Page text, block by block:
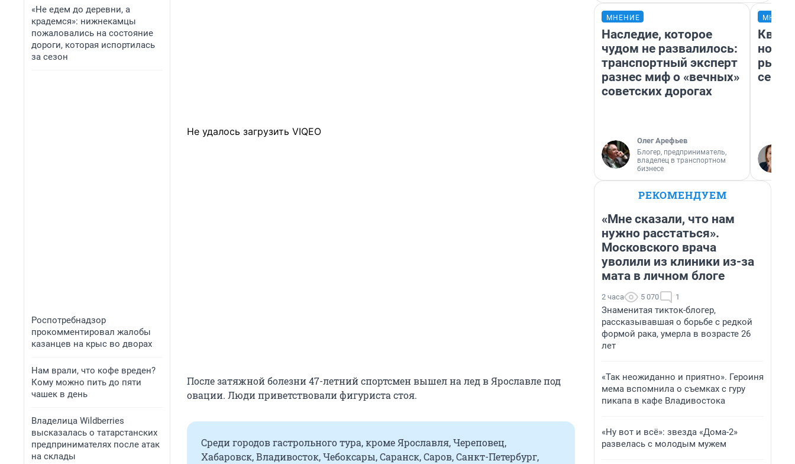
«Не едем до деревни, а
крадемся»: нижнекамцы
пожаловались на состояние
дороги, которая испортилась
за сезон
Роспотребнадзор
прокомментировал жалобы
казанцев на крыс во дворах
Нам врали, что кофе вреден?
Кому можно пить до пяти
чашек в день
Владелица Wildberries
высказалась о татарстанских
предпринимателях после атак
на склады
Не удалось загрузить VIQEO
После затяжной болезни 47-летний спортсмен вышел на лед в Ярославле под
овации. Люди приветствовали фигуриста стоя.
Среди городов гастрольного тура, кроме Ярославля, Череповец,
Хабаровск, Владивосток, Чебоксары, Саранск, Саров, Санкт-Петербург,
МНЕНИЕ
Наследие, которое
чудом не развалилось:
транспортный эксперт
разнес миф о «вечных»
советских дорогах
Олег Арефьев
Блогер, предприниматель,
владелец в транспортном
бизнесе
но
РЕКОМЕНДУЕМ
«Мне сказали, что нам
нужно расстаться».
Московского врача
уволили из клиники из-за
мата в личном блоге
2 часа 5 070 1
Знаменитая тикток-блогер,
рассказывавшая о борьбе с редкой
формой рака, умерла в возрасте 26
лет
«Так неожиданно и приятно». Героиня
мема вспомнила о съемках с гуру
пикапа в кафе Владивостока
«Ну вот и всё»: звезда «Дома-2»
развелась с молодым мужем